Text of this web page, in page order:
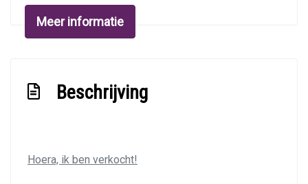
Lendesteun(en) verstelbaar
Luxe lederen bekleding
Sportstuur
Meer informatie
Beschrijving
Hoera, ik ben verkocht!